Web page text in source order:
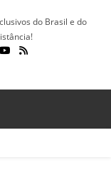
do Brasil e do